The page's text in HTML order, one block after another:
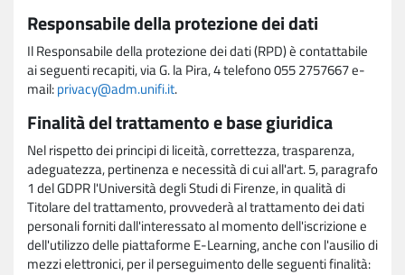
Responsabile della protezione dei dati
Il Responsabile della protezione dei dati (RPD) è contattabile
ai seguenti recapiti, via G. la Pira, 4 telefono 055 2757667 e-
mail:privacy@adm.unifi.it.
Finalità del trattamento e base giuridica
Nel rispetto dei principi di liceità, correttezza, trasparenza,
adeguatezza, pertinenza e necessità di cui all'art. 5, paragrafo
1 del GDPR l'Università degli Studi di Firenze, in qualità di
Titolare del trattamento, provvederà al trattamento dei dati
personali forniti dall'interessato al momento dell'iscrizione e
dell'utilizzo delle piattaforme E-Learning, anche con l'ausilio di
mezzi elettronici, per il perseguimento delle seguenti finalità: